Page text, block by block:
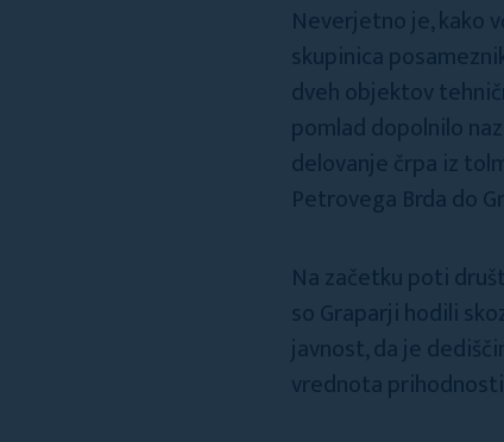
Neverjetno je, kako
skupinica
dveh objektov
pomlad dopolnilo
delovanje črpa iz
Petrovega Brda do
Na začetku poti
so Graparji hodili
javnost, da je
vrednota